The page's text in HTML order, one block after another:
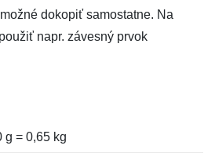
dokopiť samostatne. Na
napr. závesný prvok
g = 0,65 kg